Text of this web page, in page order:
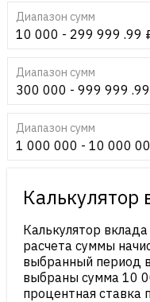
Диапазон сумм
10 000 - 299 999 .99
Диапазон сумм
300 000 - 999 999
Диапазон сумм
1 000 000 - 10 000
Калькулятор
Калькулятор
расчета суммы
выбранный период
выбраны сумма 10
процентная ставка